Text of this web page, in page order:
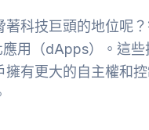
科技巨頭的地位呢
用（dApps）。這
有更大的自主權和